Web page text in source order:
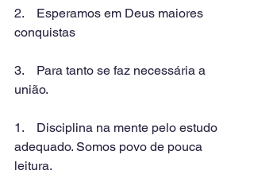
2.    Esperamos em Deus maiores
conquistas
3.    Para tanto se faz necessária a
união.
1.    Disciplina na mente pelo estudo
adequado. Somos povo de pouca
leitura.